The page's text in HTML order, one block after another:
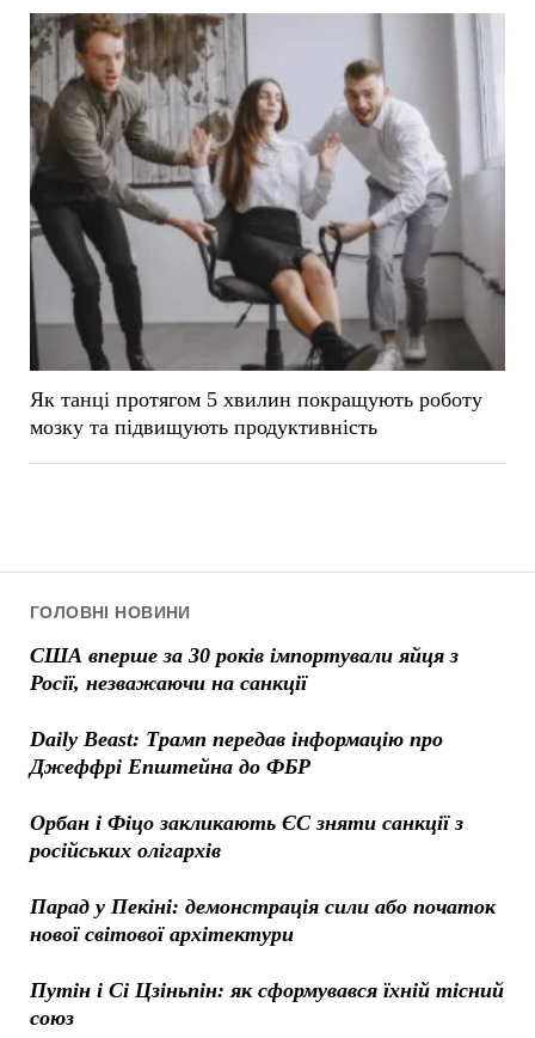
ГОЛОВНІ НОВИНИ
США вперше за 30 років імпортували яйця з
Росії, незважаючи на санкції
Daily Beast: Трамп передав інформацію про
Джеффрі Епштейна до ФБР
Орбан і Фіцо закликають ЄС зняти санкції з
російських олігархів
Парад у Пекіні: демонстрація сили або початок
нової світової архітектури
Путін і Сі Цзіньпін: як сформувався їхній тісний
союз
Як танці протягом 5 хвилин покращують роботу
мозку та підвищують продуктивність